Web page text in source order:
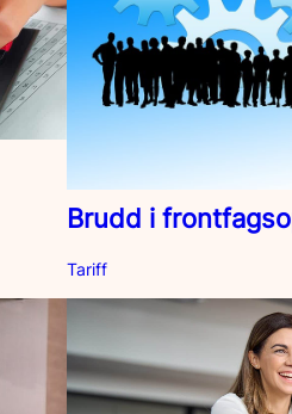
Brudd i
Tariff